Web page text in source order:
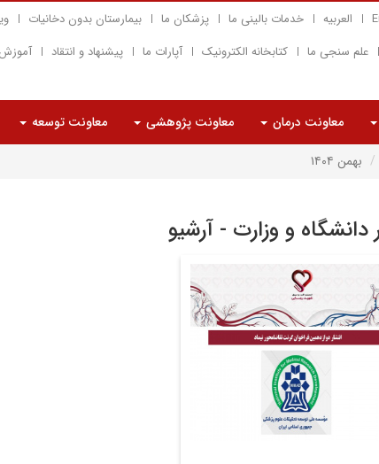
العربیه خدمات بالینی ما پزشکان ما بیمارستان بدون دخانیات
علم سنجی ما کتابخانه الکترونیک آپارات ما پیشنهاد و انتقاد آموزش
معاونت درمان معاونت پژوهشی معاونت توسعه
بهمن ۱۴۰۴
دانشگاه و وزارت - آرشیو